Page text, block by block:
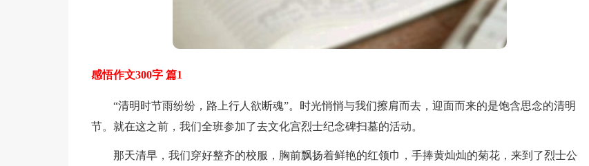
感悟作文300字 篇1
“清明时节雨纷纷，路上行人欲断魂”。时光悄悄与我们擦肩而去，迎面而来的是饱含思念的清明
节。就在这之前，我们全班参加了去文化宫烈士纪念碑扫墓的活动。
那天清早，我们穿好整齐的校服，胸前飘扬着鲜艳的红领巾，手捧黄灿灿的菊花，来到了烈士公